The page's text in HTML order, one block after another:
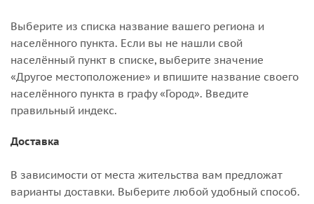
Выберите из списка название вашего региона и
населённого пункта. Если вы не нашли свой
населённый пункт в списке, выберите значение
«Другое местоположение» и впишите название своего
населённого пункта в графу «Город». Введите
правильный индекс.
Доставка
В зависимости от места жительства вам предложат
варианты доставки. Выберите любой удобный способ.